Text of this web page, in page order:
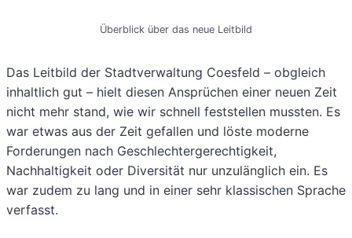
Überblick über das neue Leitbild
Das Leitbild der Stadtverwaltung Coesfeld – obgleich
inhaltlich gut – hielt diesen Ansprüchen einer neuen Zeit
nicht mehr stand, wie wir schnell feststellen mussten. Es
war etwas aus der Zeit gefallen und löste moderne
Forderungen nach Geschlechtergerechtigkeit,
Nachhaltigkeit oder Diversität nur unzulänglich ein. Es
war zudem zu lang und in einer sehr klassischen Sprache
verfasst.